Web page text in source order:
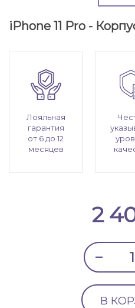
iPhone 11 Pro -
Лояльная
гарантия
от 6 до 12
месяцев
2
В